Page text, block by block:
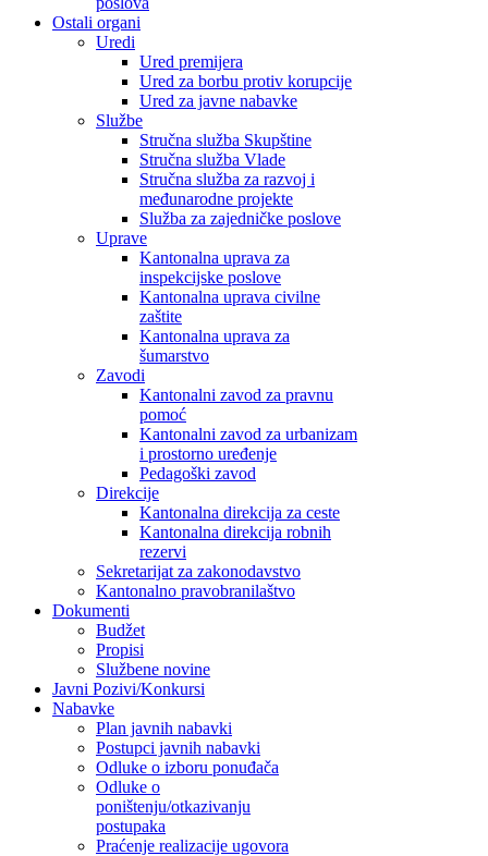
Ostali organi
Uredi
Ured premijera
Ured za borbu protiv korupcije
Ured za javne nabavke
Službe
Stručna služba Skupštine
Stručna služba Vlade
Stručna služba za razvoj i
međunarodne projekte
Služba za zajedničke poslove
Uprave
Kantonalna uprava za
inspekcijske poslove
Kantonalna uprava civilne
zaštite
Kantonalna uprava za
šumarstvo
Zavodi
Kantonalni zavod za pravnu
pomoć
Kantonalni zavod za urbanizam
i prostorno uređenje
Pedagoški zavod
Direkcije
Kantonalna direkcija za ceste
Kantonalna direkcija robnih
rezervi
Sekretarijat za zakonodavstvo
Kantonalno pravobranilaštvo
Dokumenti
Budžet
Propisi
Službene novine
Javni Pozivi/Konkursi
Nabavke
Plan javnih nabavki
Postupci javnih nabavki
Odluke o izboru ponuđača
Odluke o
poništenju/otkazivanju
postupaka
Praćenje realizacije ugovora